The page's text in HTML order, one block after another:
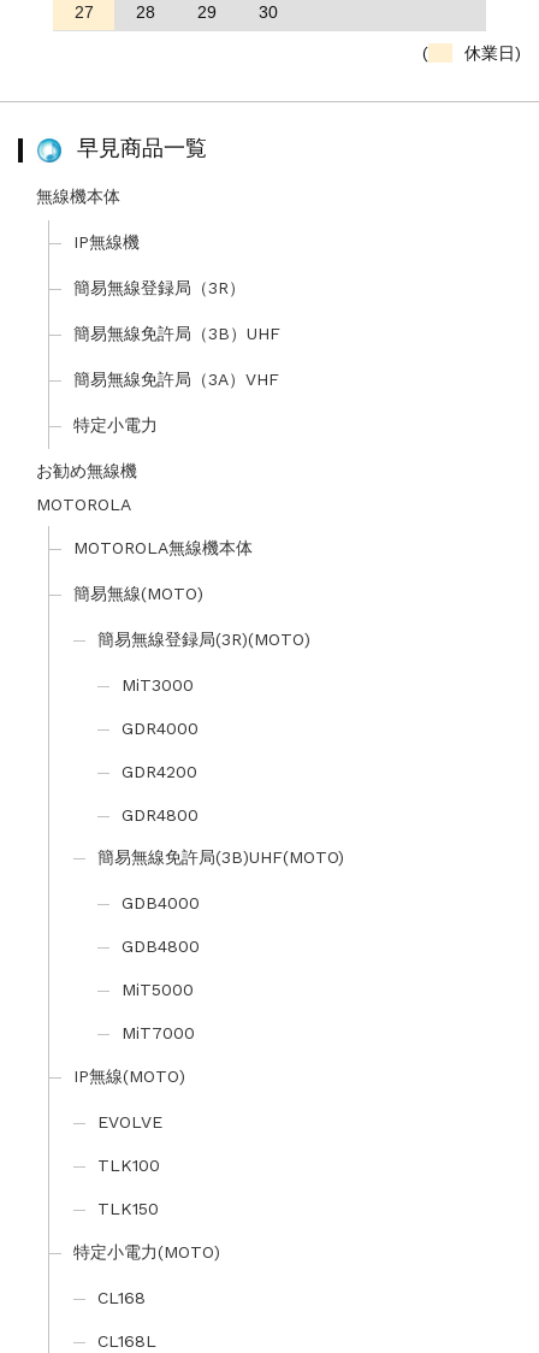
27
28 29 30
( 休業日)
早見商品一覧
無線機本体
IP無線機
簡易無線登録局（3R）
簡易無線免許局（3B）UHF
簡易無線免許局（3A）VHF
特定小電力
お勧め無線機
MOTOROLA
MOTOROLA無線機本体
簡易無線(MOTO)
簡易無線登録局(3R)(MOTO)
MiT3000
GDR4000
GDR4200
GDR4800
簡易無線免許局(3B)UHF(MOTO)
GDB4000
GDB4800
MiT5000
MiT7000
IP無線(MOTO)
EVOLVE
TLK100
TLK150
特定小電力(MOTO)
CL168
CL168L